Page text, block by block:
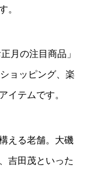
。
月の注目商品」
ョッピング、楽
イテムです。
える老舗。大磯
吉田茂といった